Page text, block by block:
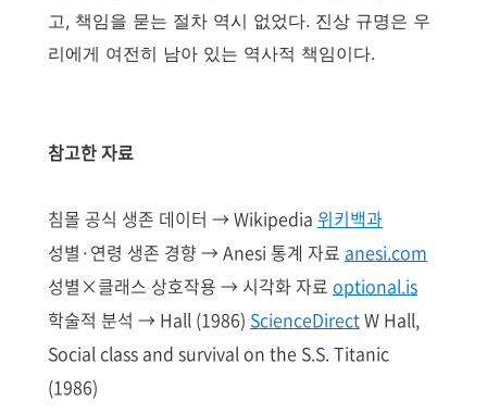
고, 책임을 묻는 절차 역시 없었다. 진상 규명은 우
리에게 여전히 남아 있는 역사적 책임이다.
참고한 자료
침몰 공식 생존 데이터 → Wikipedia 위키백과
성별·연령 생존 경향 → Anesi 통계 자료 anesi.com
성별×클래스 상호작용 → 시각화 자료 optional.is
학술적 분석 → Hall (1986) ScienceDirectW Hall,
Social class and survival on the S.S. Titanic
(1986)